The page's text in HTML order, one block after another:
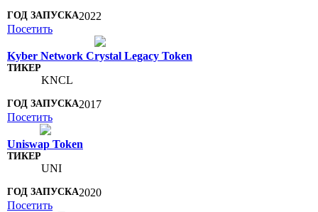
2022
Посетить
Kyber Network Crystal Legacy Token
KNCL
2017
Посетить
Uniswap Token
UNI
2020
Посетить